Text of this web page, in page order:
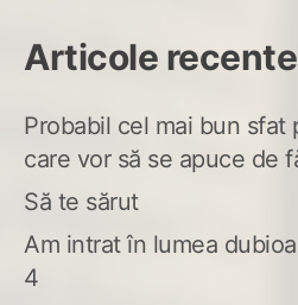
Articole recente
Probabil cel mai bun sfat
care vor să se apuce de
Să te sărut
Am intrat în lumea
4